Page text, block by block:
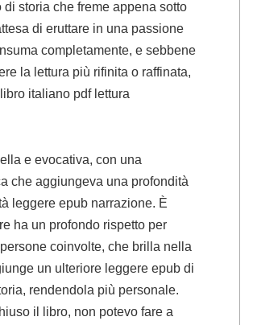
storia che freme appena sotto
di eruttare in una passione
completamente, e sebbene
la lettura più rifinita o raffinata,
italiano pdf lettura
e evocativa, con una
che aggiungeva una profondità
leggere epub narrazione. È
ha un profondo rispetto per
persone coinvolte, che brilla nella
un ulteriore leggere epub di
rendendola più personale.
il libro, non potevo fare a